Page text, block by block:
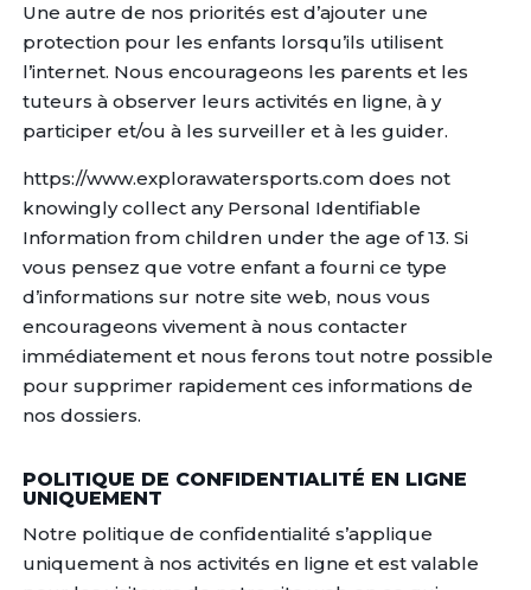
Une autre de nos priorités est d’ajouter une
protection pour les enfants lorsqu’ils utilisent
l’internet. Nous encourageons les parents et les
tuteurs à observer leurs activités en ligne, à y
participer et/ou à les surveiller et à les guider.
https://www.explorawatersports.com does not
knowingly collect any Personal Identifiable
Information from children under the age of 13. Si
vous pensez que votre enfant a fourni ce type
d’informations sur notre site web, nous vous
encourageons vivement à nous contacter
immédiatement et nous ferons tout notre possible
pour supprimer rapidement ces informations de
nos dossiers.
POLITIQUE DE CONFIDENTIALITÉ EN LIGNE
UNIQUEMENT
Notre politique de confidentialité s’applique
uniquement à nos activités en ligne et est valable